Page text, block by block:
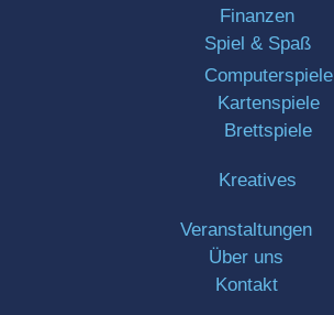
Finanzen
Spiel & Spaß
Computerspiele
Kartenspiele
Brettspiele
Kreatives
Veranstaltungen
Über uns
Kontakt